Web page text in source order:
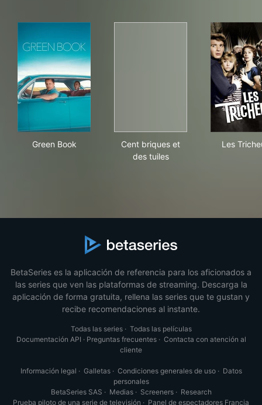
Green Book
Cent briques et
des tuiles
Les
BetaSeries es la aplicación de referencia para los aficionados a
las series que ven las plataformas de streaming. Descarga la
aplicación de forma gratuita, rellena las series que te gustan y
recibe recomendaciones al instante.
Todas las series· Todas las películas
Documentación API · Preguntas frecuentes· Contacta con atención al
cliente
Información legal · Galletas· Condiciones generales de uso· Datos
personales
BetaSeries SAS · Medias· Screeners· Research
Prueba piloto de una serie de televisión · Panel de espectadores Francia